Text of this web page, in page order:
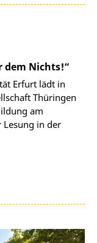
dem Nichts!“
Erfurt lädt in
Thüringen
am
Lesung in der